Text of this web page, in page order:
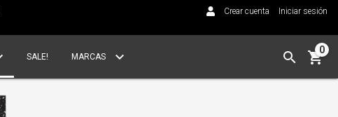
Crear cuenta Iniciar sesión
SALE! MARCAS
0